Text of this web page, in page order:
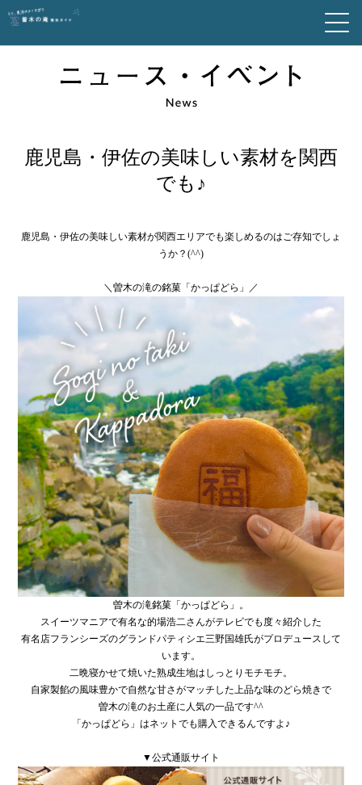
鹿児島・伊佐の美味しい素材を関西
でも♪
鹿児島・伊佐の美味しい素材が関西エリアでも楽しめるのはご存知でしょ
うか？(^^)
＼曽木の滝の銘菓「 かっぱどら 」／
曽木の滝銘菓「かっぱどら」。
スイーツマニアで有名な的場浩二さんがテレビでも度々紹介した
有名店フランシーズのグランドパティシエ三野国雄氏がプロデュースして
います。
二晩寝かせて焼いた熟成生地はしっとりモチモチ。
自家製餡の風味豊かで自然な甘さがマッチした上品な味のどら焼きで
曽木の滝のお土産に人気の一品です^^
「かっぱどら」はネットでも購入できるんですよ♪
▼公式通販サイト